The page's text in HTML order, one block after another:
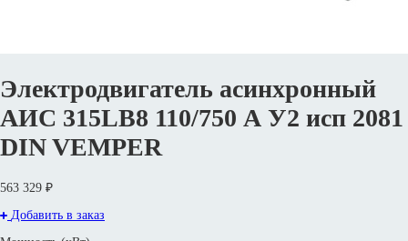
Электродвигатель асинхронный
АИС 315LB8 110/750 А У2 исп 2081
DIN VEMPER
563 329 ₽
Добавить в заказ